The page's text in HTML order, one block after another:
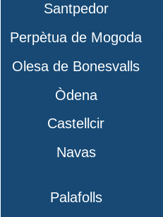
Santpedor
Perpètua de Mogoda
Olesa de Bonesvalls
Òdena
Castellcir
Navas
Palafolls